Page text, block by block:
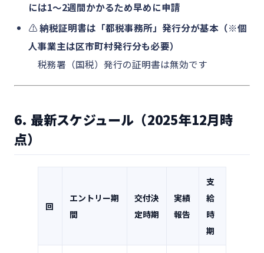
には1～2週間かかるため早めに申請
⚠️納税証明書は「都税事務所」発行分が基本（※個
人事業主は区市町村発行分も必要）
税務署（国税）発行の証明書は無効です
6. 最新スケジュール（2025年12月時
点）
回
エントリー期
間
交付決
定時期
実績
報告
支
給
時
期